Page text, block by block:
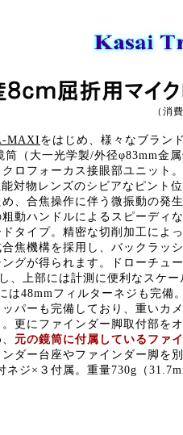
（消
MAXI をはじめ、様々なブラン
筒（大一光学製/外径φ83mm金
ロフォーカス接眼部ユニット
対物レンズのシビアなピント
、合焦操作に伴う微振動の発
動ハンドルによるスピーディ
タイプ。精密な切削加工によ
焦機構を採用し、バックラッ
グが得られます。ドローチュ
、上部には計測に便利なスケ
は48mmフィルターネジも完備
パーも完備しており、重いカ
更にファインダー脚取付部を
元の鏡筒に付属しているファ
ンダー台座やファインダー脚を
ネジ×３付属。重量730g（